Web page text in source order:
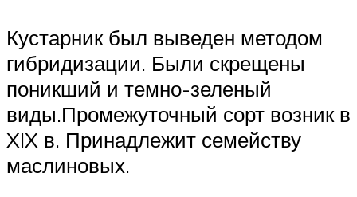
Кустарник был выведен методом
гибридизации. Были скрещены
поникший и темно-зеленый
виды.Промежуточный сорт возник в
XIX в. Принадлежит семейству
маслиновых.